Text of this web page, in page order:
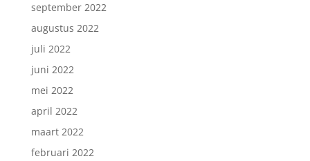
september 2022
augustus 2022
juli 2022
juni 2022
mei 2022
april 2022
maart 2022
februari 2022